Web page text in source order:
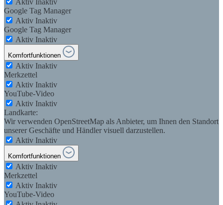
Aktiv Inaktiv
Google Tag Manager
Aktiv Inaktiv
Google Tag Manager
Aktiv Inaktiv
Komfortfunktionen
Aktiv Inaktiv
Merkzettel
Aktiv Inaktiv
YouTube-Video
Aktiv Inaktiv
Landkarte:
Wir verwenden OpenStreetMap als Anbieter, um Ihnen den Standort
unserer Geschäfte und Händler visuell darzustellen.
Aktiv Inaktiv
Komfortfunktionen
Aktiv Inaktiv
Merkzettel
Aktiv Inaktiv
YouTube-Video